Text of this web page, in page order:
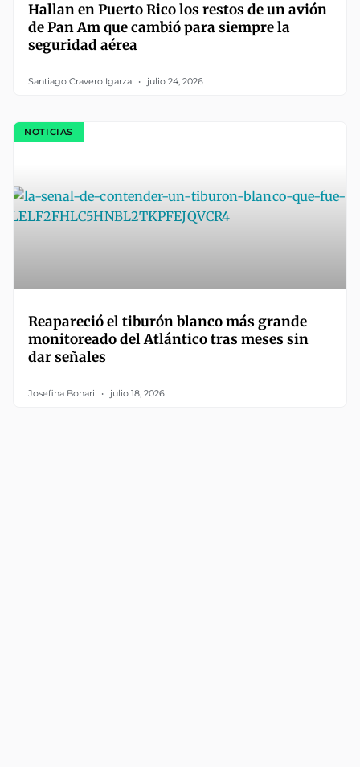
Hallan en Puerto Rico los restos de un avión
de Pan Am que cambió para siempre la
seguridad aérea
Santiago Cravero Igarza julio 24, 2026
NOTICIAS
Reapareció el tiburón blanco más grande
monitoreado del Atlántico tras meses sin
dar señales
Josefina Bonari julio 18, 2026